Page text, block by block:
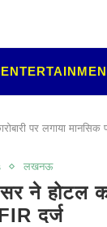
पर लगाया मानसिक
लखनऊ
होटल
दर्ज